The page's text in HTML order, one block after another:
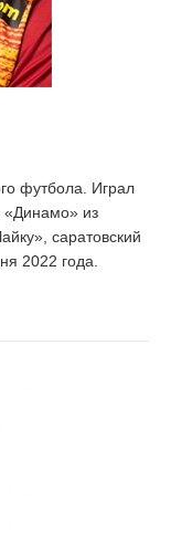
футбола. Играл
«Динамо» из
саратовский
2022 года.